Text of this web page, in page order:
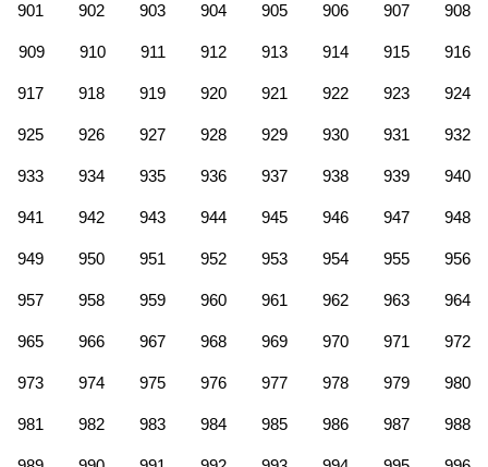
901 902 903 904 905 906 907 908
909 910 911 912 913 914 915 916
917 918 919 920 921 922 923 924
925 926 927 928 929 930 931 932
933 934 935 936 937 938 939 940
941 942 943 944 945 946 947 948
949 950 951 952 953 954 955 956
957 958 959 960 961 962 963 964
965 966 967 968 969 970 971 972
973 974 975 976 977 978 979 980
981 982 983 984 985 986 987 988